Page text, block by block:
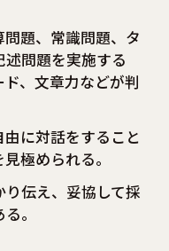
題、常識問題、タ
問題を実施する
、文章力などが判
に対話をすること
極められる。
伝え、妥協して採
。